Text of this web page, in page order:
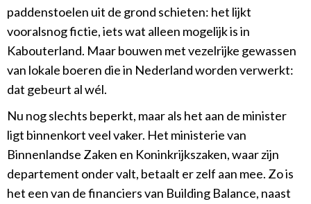
paddenstoelen uit de grond schieten: het lijkt
vooralsnog fictie, iets wat alleen mogelijk is in
Kabouterland. Maar bouwen met vezelrijke gewassen
van lokale boeren die in Nederland worden verwerkt:
dat gebeurt al wél.
Nu nog slechts beperkt, maar als het aan de minister
ligt binnenkort veel vaker. Het ministerie van
Binnenlandse Zaken en Koninkrijkszaken, waar zijn
departement onder valt, betaalt er zelf aan mee. Zo is
het een van de financiers van Building Balance, naast